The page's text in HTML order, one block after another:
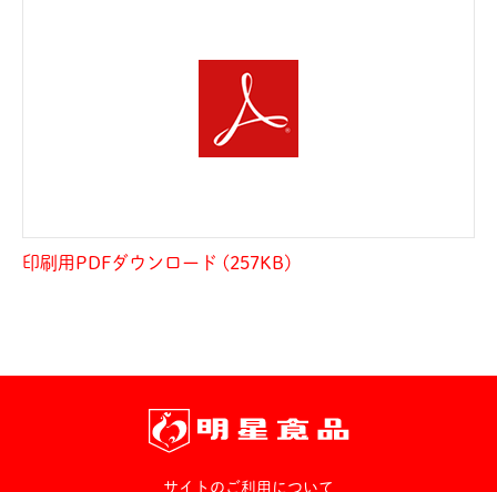
印刷用PDFダウンロード (257KB)
サイトのご利用について